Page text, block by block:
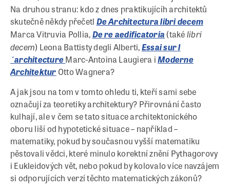
Na druhou stranu: kdo z dnes praktikujícíh architektů
skutečně někdy přečetl De Architectura libri decem
Marca Vitruvia Pollia,De re aedificatoria(takélibri
decem) Leona Battisty degli Alberti,Essai sur l
´architectureMarc-Antoina Laugiera iModerne
Architektur Otto Wagnera?
A jak jsou na tom v tomto ohledu ti, kteří sami sebe
označují za teoretiky architektury? Přirovnání často
kulhají, ale v čem se tato situace architektonického
oboru liší od hypotetické situace – například –
matematiky, pokud by současnou vyšší matematiku
pěstovali vědci, které minulo korektní znění Pythagorovy
i Eukleidových vět, nebo pokud by kolovalo více navzájem
si odporujících verzí těchto matematických zákonů?